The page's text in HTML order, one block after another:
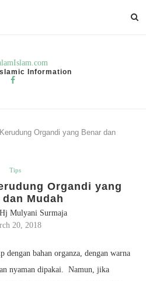
Information
Organdi yang Benar dan
Tips
Organdi yang
Mudah
Hj Mulyani Surmaja
20, 2018
dengan bahan organza, dengan warna
nyaman dipakai. Namun, jika